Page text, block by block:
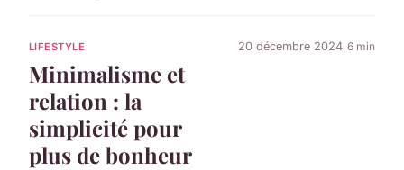
LIFESTYLE
Minimalisme et
relation : la
simplicité pour
plus de bonheur
20 décembre 2024 6 min